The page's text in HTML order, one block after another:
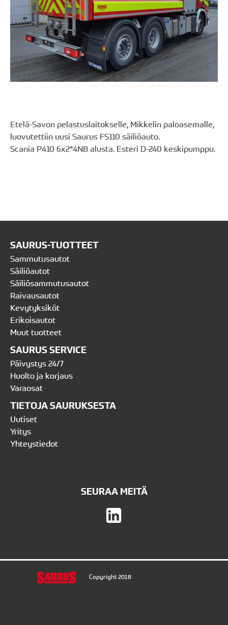
Etelä-Savon pelastuslaitokselle, Mikkelin paloasemalle,
luovutettiin uusi Saurus FS110 säiliöauto.
Scania P410 6x2*4NB alusta. Esteri D-240 keskipumppu.
SAURUS-TUOTTEET
Sammutusautot
Säiliöautot
Säiliösammutusautot
Raivausautot
Kevytyksiköt
Erikoisautot
Muut tuotteet
SAURUS SERVICE
Päivystys 24/7
Huolto ja korjaus
Varaosat
TIETOJA SAURUKSESTA
Uutiset
Yritys
Yhteystiedot
SEURAA MEITÄ
Copyright 2018